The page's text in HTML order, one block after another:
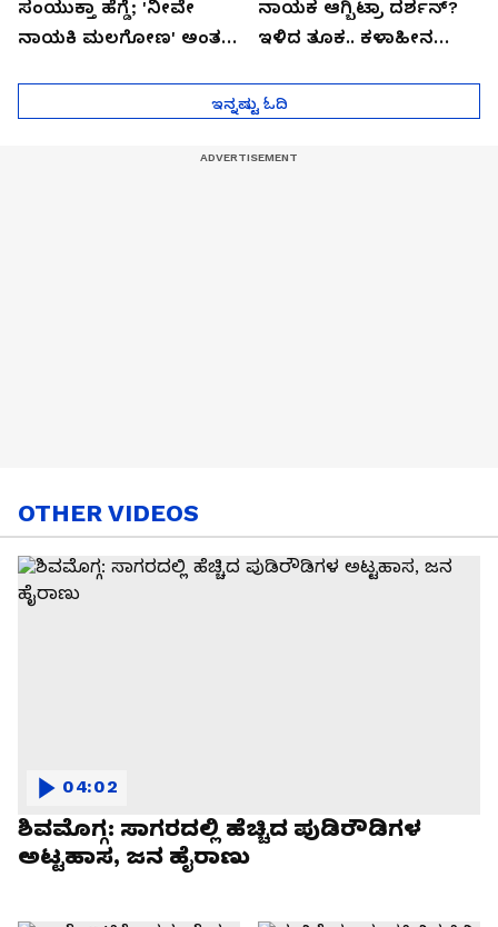
ಸಂಯುಕ್ತಾ ಹೆಗ್ಡೆ; 'ನೀವೇ
ನಾಯಕಿ ಮಲಗೋಣ' ಅಂತ
ನಾಯಕ ಆಗ್ಬಿಟ್ರಾ ದರ್ಶನ್?
ಇಳಿದ ತೂಕ.. ಕಳಾಹೀನ
ಇನ್ನಷ್ಟು ಓದಿ
OTHER VIDEOS
ಶಿವಮೊಗ್ಗ: ಸಾಗರದಲ್ಲಿ ಹೆಚ್ಚಿದ ಪುಡಿರೌಡಿಗಳ
ಅಟ್ಟಹಾಸ, ಜನ ಹೈರಾಣು
04:02